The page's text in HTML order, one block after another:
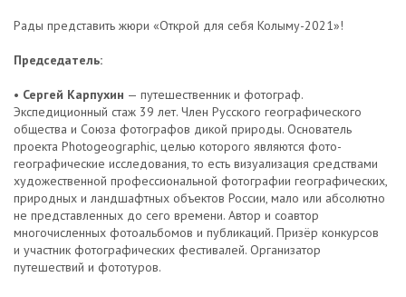
Рады представить жюри «Открой для себя Колыму-2021»!
Председатель:
• Сергей Карпухин — путешественник и фотограф.
Экспедиционный стаж 39 лет. Член Русского географического
общества и Союза фотографов дикой природы. Основатель
проекта Photogeographic, целью которого являются фото-
географические исследования, то есть визуализация средствами
художественной профессиональной фотографии географических,
природных и ландшафтных объектов России, мало или абсолютно
не представленных до сего времени. Автор и соавтор
многочисленных фотоальбомов и публикаций. Призёр конкурсов
и участник фотографических фестивалей. Организатор
путешествий и фототуров.